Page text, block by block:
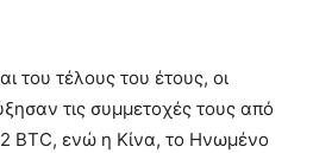
του τέλους του έτους, οι
τις συμμετοχές τους από
BTC, ενώ η Κίνα, το Ηνωμένο